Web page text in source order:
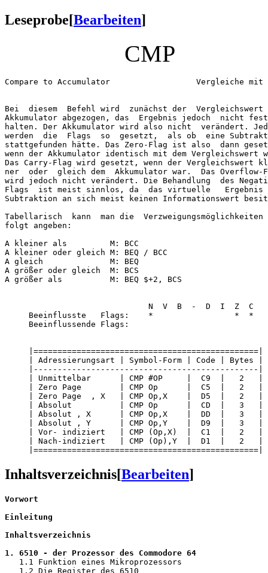
Leseprobe[Bearbeiten]
CMP
Compare to Accumulator	                Vergleiche
Bei  diesem  Befehl wird  zunächst der  Vergleichswert
Akkumulator abgezogen, das  Ergebnis jedoch  nicht
halten. Der Akkumulator wird also nicht  verändert.
werden  die  Flags  so  gesetzt,  als ob  eine
stattgefunden hätte. Das Zero-Flag ist also  dann
wenn der Akkumulator identisch mit dem Vergleichswert
Das Carry-Flag wird gesetzt, wenn der Vergleichswert
ner  oder  gleich dem  Akkumulator war.  Das
wird jedoch nicht verändert. Die Behandlung  des
Flags  ist meist sinnlos, da  das virtuelle   Ergebnis
Subtraktion an sich meist keinen Informationswert
Tabellarisch  kann  man die  Verzweigungsmöglichkeiten
folgt angeben:
A kleiner als         M: BCC
A kleiner oder gleich M: BEQ / BCC
A gleich              M: BEQ
A größer oder gleich  M: BCS
A größer als          M: BEQ $+2, BCS
                              N  V  B  -  D  I  Z  C
     Beeinflusste   Flags:    *                 *  *
     Beeinflussende Flags:
     |===============================================|
     | Adressierungsart | Symbol-Form | Code | Bytes |
     |-----------------------------------------------|
     | Unmittelbar      | CMP #OP     |  C9  |   2   |
     | Zero Page        | CMP Op      |  C5  |   2   |
     | Zero Page  , X   | CMP Op,X    |  D5  |   2   |
     | Absolut          | CMP Op      |  CD  |   3   |
     | Absolut , X      | CMP Op,X    |  DD  |   3   |
     | Absolut , Y      | CMP Op,Y    |  D9  |   3   |
     | Vor- indiziert   | CMP (Op,X)  |  C1  |   2   |
     | Nach-indiziert   | CMP (Op),Y  |  D1  |   2   |
Inhaltsverzeichnis[Bearbeiten]
Vorwort
Einleitung
Inhaltsverzeichnis
1. 6510 - der Prozessor des Commodore 64
1.1 Funktion eines Mikroprozessors
1.2 Die Register des 6510